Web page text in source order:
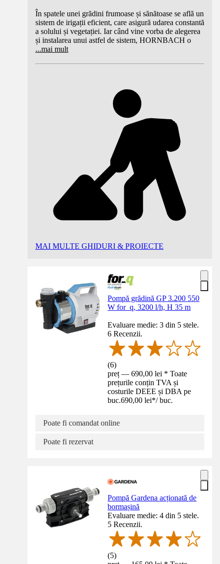
În spatele unei grădini frumoase și sănătoase se află un
sistem de irigații eficient, care asigură udarea constantă
a solului și vegetației. Iar când vine vorba de alegerea
și instalarea unui astfel de sistem, HORNBACH o
...mai mult
MAI MULTE GHIDURI & PROIECTE
Pompă grădină GP 3.200 550
W for_q, 3200 l/h, H 35 m
Evaluare medie: 3 din 5 stele.
6 Recenzii.
(6)
preț — 690,00 lei * Toate
prețurile conțin TVA și
costurile DEEE și DBA pe
buc.690,00 lei*/ buc.
Poate fi comandat online
Poate fi rezervat
Pompă Gardena acționată de
bormașină
Evaluare medie: 4 din 5 stele.
5 Recenzii.
(5)